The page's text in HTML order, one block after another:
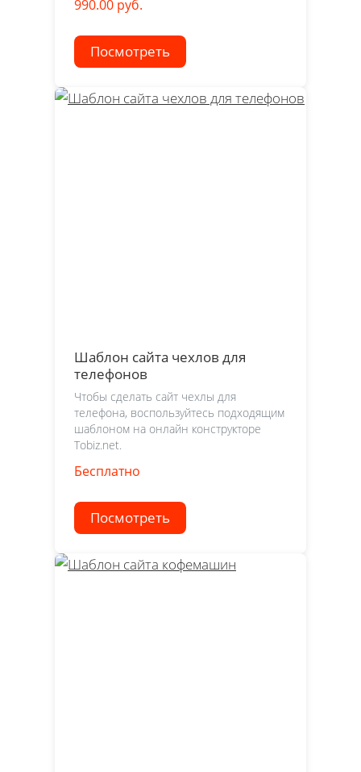
990.00 руб.
Посмотреть
Шаблон сайта чехлов для
телефонов
Чтобы сделать сайт чехлы для
телефона, воспользуйтесь подходящим
шаблоном на онлайн конструкторе
Tobiz.net.
Бесплатно
Посмотреть